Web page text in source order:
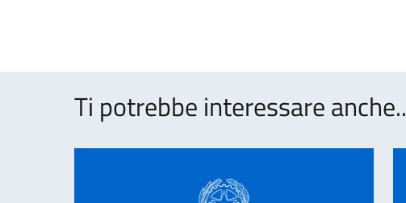
Ti potrebbe interessare anche..